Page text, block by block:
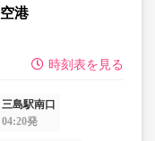
港
時刻表を見る
三島駅南口
04:20発